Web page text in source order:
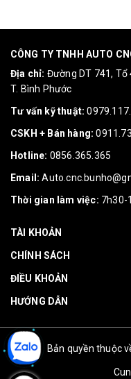
CÔNG TY TNHH AUTO
Địa chỉ: Đường DT 741, Tổ
T. Bình Phước
Tư vấn kỹ thuật:
CSKH + Bán hàng:
Hotline: 0856.365.365
Email:
Thời gian làm việc: 7h30-
TÀI KHOẢN
CHÍNH SÁCH
ĐIỀU KHOẢN
HƯỚNG DẪN
Bản quyền thuộc